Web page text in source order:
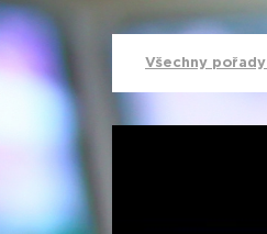
Všechny pořady